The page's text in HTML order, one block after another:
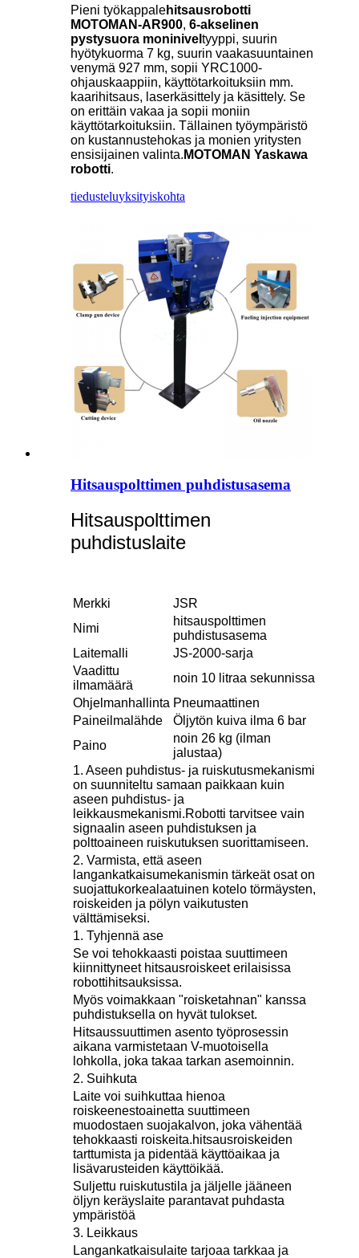
Pieni työkappalehitsausrobotti
MOTOMAN-AR900, 6-akselinen
pystysuora moninivel tyyppi, suurin
hyötykuorma 7 kg, suurin vaakasuuntainen
venymä 927 mm, sopii YRC1000-
ohjauskaappiin, käyttötarkoituksiin mm.
kaarihitsaus, laserkäsittely ja käsittely. Se
on erittäin vakaa ja sopii moniin
käyttötarkoituksiin. Tällainen työympäristö
on kustannustehokas ja monien yritysten
ensisijainen valinta. MOTOMAN Yaskawa
robotti.
tiedusteluyksityiskohta
Hitsauspolttimen puhdistusasema
Hitsauspolttimen
puhdistuslaite
Merkki
JSR
Nimi
hitsauspolttimen
puhdistusasema
Laitemalli
JS-2000-sarja
Vaadittu
ilmamäärä
noin 10 litraa sekunnissa
Ohjelmanhallinta Pneumaattinen
Paineilmalähde
Öljytön kuiva ilma 6 bar
Paino
noin 26 kg (ilman
jalustaa)
1. Aseen puhdistus- ja ruiskutusmekanismi
on suunniteltu samaan paikkaan kuin
aseen puhdistus- ja
leikkausmekanismi.Robotti tarvitsee vain
signaalin aseen puhdistuksen ja
polttoaineen ruiskutuksen suorittamiseen.
2. Varmista, että aseen
langankatkaisumekanismin tärkeät osat on
suojattukorkealaatuinen kotelo törmäysten,
roiskeiden ja pölyn vaikutusten
välttämiseksi.
1. Tyhjennä ase
Se voi tehokkaasti poistaa suuttimeen
kiinnittyneet hitsausroiskeet erilaisissa
robottihitsauksissa.
Myös voimakkaan "roisketahnan" kanssa
puhdistuksella on hyvät tulokset.
Hitsaussuuttimen asento työprosessin
aikana varmistetaan V-muotoisella
lohkolla, joka takaa tarkan asemoinnin.
2. Suihkuta
Laite voi suihkuttaa hienoa
roiskeenestoainetta suuttimeen
muodostaen suojakalvon, joka vähentää
tehokkaasti roiskeita.hitsausroiskeiden
tarttumista ja pidentää käyttöaikaa ja
lisävarusteiden käyttöikää.
Suljettu ruiskutustila ja jäljelle jääneen
öljyn keräyslaite parantavat puhdasta
ympäristöä
3. Leikkaus
Langankatkaisulaite tarjoaa tarkkaa ja